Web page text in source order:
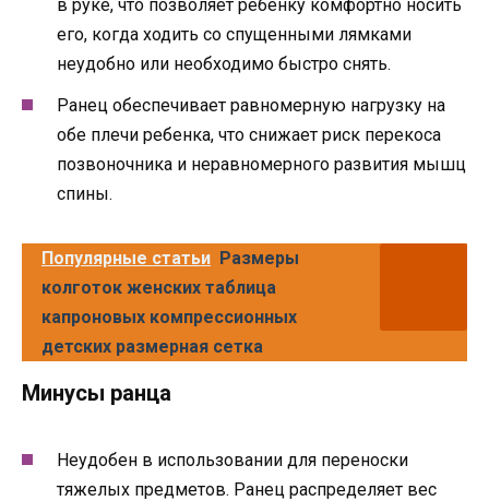
в руке, что позволяет ребенку комфортно носить
его, когда ходить со спущенными лямками
неудобно или необходимо быстро снять.
Ранец обеспечивает равномерную нагрузку на
обе плечи ребенка, что снижает риск перекоса
позвоночника и неравномерного развития мышц
спины.
Популярные статьи Размеры
колготок женских таблица
капроновых компрессионных
детских размерная сетка
Минусы ранца
Неудобен в использовании для переноски
тяжелых предметов. Ранец распределяет вес